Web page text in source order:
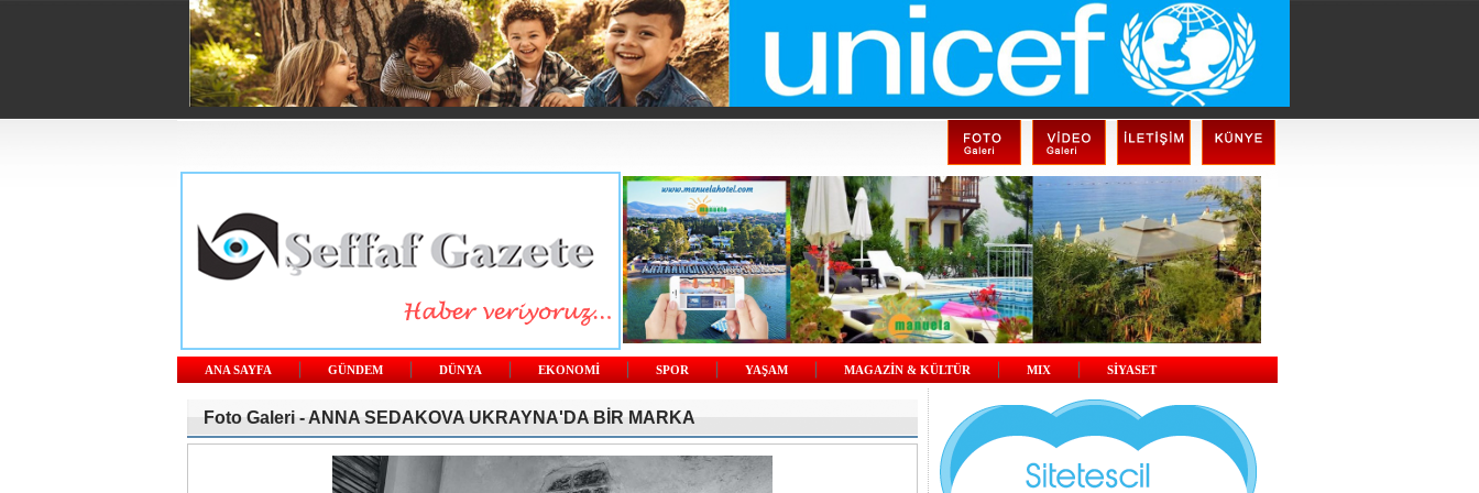
ANA SAYFA GÜNDEM DÜNYA EKONOMİ SPOR YAŞAM MAGAZİN & KÜLTÜR MIX SİYASET
Foto Galeri -ANNA SEDAKOVA UKRAYNA'DA BİR MARKA